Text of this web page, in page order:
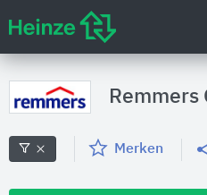
Remmers
Merken